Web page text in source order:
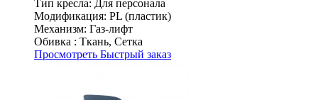
Тип кресла: Для персонала
Модификация: PL (пластик)
Механизм: Газ-лифт
Обивка : Ткань, Сетка
Просмотреть Быстрый заказ